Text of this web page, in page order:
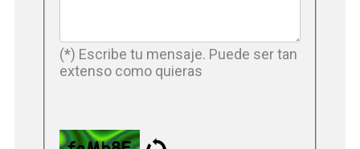
(*) Escribe tu mensaje. Puede ser tan
extenso como quieras